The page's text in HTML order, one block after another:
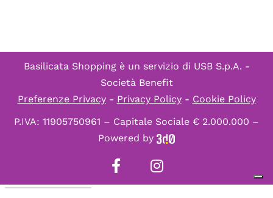
Basilicata Shopping è un servizio di USB S.p.A. -
Società Benefit
Preferenze Privacy- Privacy Policy- Cookie Policy
P.IVA: 11905750961 – Capitale Sociale € 2.000.000 –
Powered by